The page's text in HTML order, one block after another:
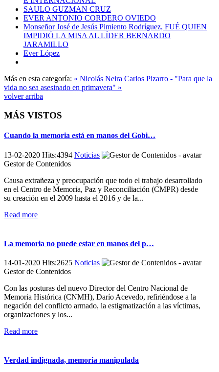
SAULO GUZMAN CRUZ
EVER ANTONIO CORDERO OVIEDO
Monseñor José de Jesús Pimiento Rodríguez, FUÉ QUIEN
IMPIDIÓ LA MISA AL LÍDER BERNARDO
JARAMILLO
Ever López
Más en esta categoría: « Nicolás Neira Carlos Pizarro - "Para que la
vida no sea asesinado en primavera" »
volver arriba
MÁS VISTOS
Cuando la memoria está en manos del Gobi…
13-02-2020 Hits:4394 Noticias
Gestor de Contenidos
Causa extrañeza y preocupación que todo el trabajo desarrollado
en el Centro de Memoria, Paz y Reconciliación (CMPR) desde
su creación en el 2009 hasta el 2016 y de la...
Read more
La memoria no puede estar en manos del p…
14-01-2020 Hits:2625 Noticias
Gestor de Contenidos
Con las posturas del nuevo Director del Centro Nacional de
Memoria Histórica (CNMH), Darío Acevedo, refiriéndose a la
negación del conflicto armado, la estigmatización a las víctimas,
organizaciones y los...
Read more
Verdad indignada, memoria manipulada